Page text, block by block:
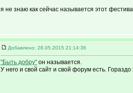
я не знаю как сейчас называется этот
Добавлено: 28.05.2015 21:14:36
"Быть добру" он называется.
У него и свой сайт и свой форум есть. Гораздо